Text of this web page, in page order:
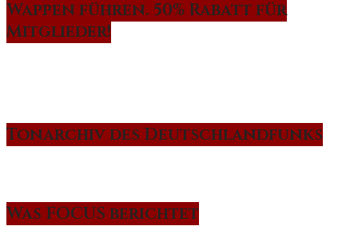
Wappen führen. 50% Rabatt für
Mitglieder!
Tonarchiv des Deutschlandfunks
Was FOCUS berichtet